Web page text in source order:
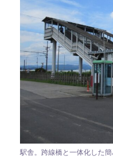
駅舎。跨線橋と一体化した簡